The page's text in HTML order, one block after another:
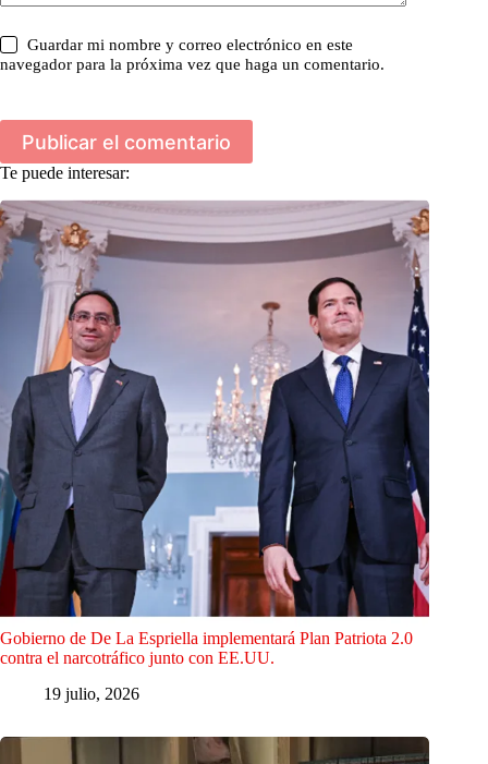
Guardar mi nombre y correo electrónico en este
navegador para la próxima vez que haga un comentario.
Publicar el comentario
Te puede interesar:
Gobierno de De La Espriella implementará Plan Patriota 2.0
contra el narcotráfico junto con EE.UU.
19 julio, 2026